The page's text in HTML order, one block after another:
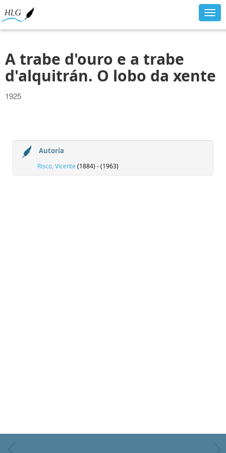
A trabe d'ouro e a trabe
d'alquitrán. O lobo da xente
1925
Autoría
Risco, Vicente (1884) - (1963)